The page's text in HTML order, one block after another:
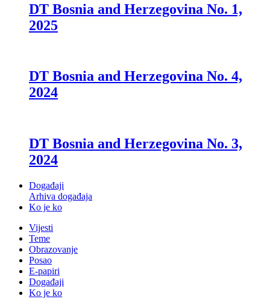
DT Bosnia and Herzegovina No. 1,
2025
DT Bosnia and Herzegovina No. 4,
2024
DT Bosnia and Herzegovina No. 3,
2024
Događaji
Arhiva događaja
Ko je ko
Vijesti
Teme
Obrazovanje
Posao
E-papiri
Događaji
Ko je ko